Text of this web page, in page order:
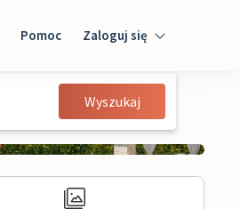
Pomoc Zaloguj się
Zaloguj się
Gość
Wyszukaj